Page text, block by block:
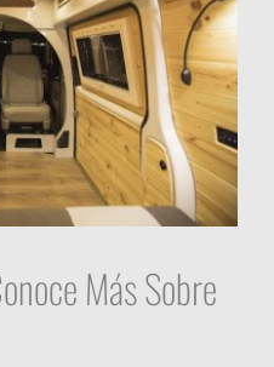
Más Sobre